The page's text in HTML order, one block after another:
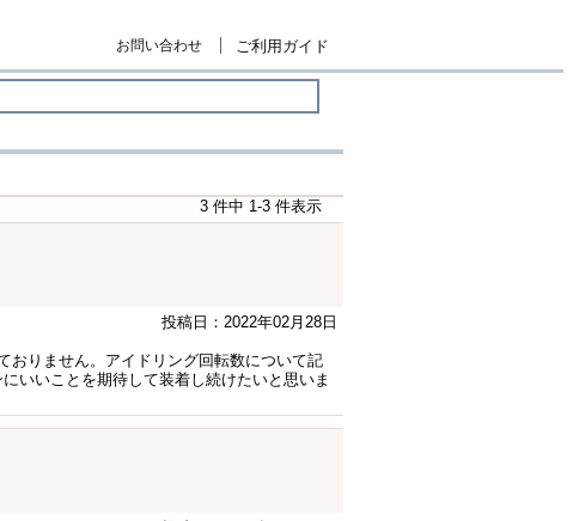
お問い合わせ ご利用ガイド
3 件中 1-3 件表示
投稿日：2022年02月28日
おりません。アイドリング回転数について記
いいことを期待して装着し続けたいと思いま